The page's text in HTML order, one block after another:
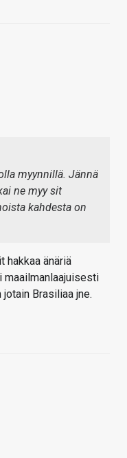
myynnillä. Jännä
ne myy sit
kahdesta on
hakkaa änäriä
maailmanlaajuisesti
Brasiliaa jne.